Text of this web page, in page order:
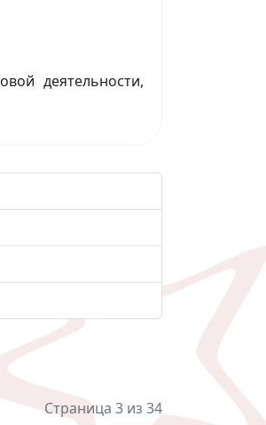
деятельности,
Страница 3 из 34